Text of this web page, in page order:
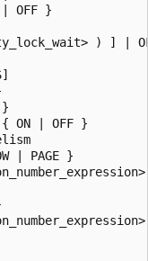
OFF }
) ] |
ON | OFF }
| PAGE }